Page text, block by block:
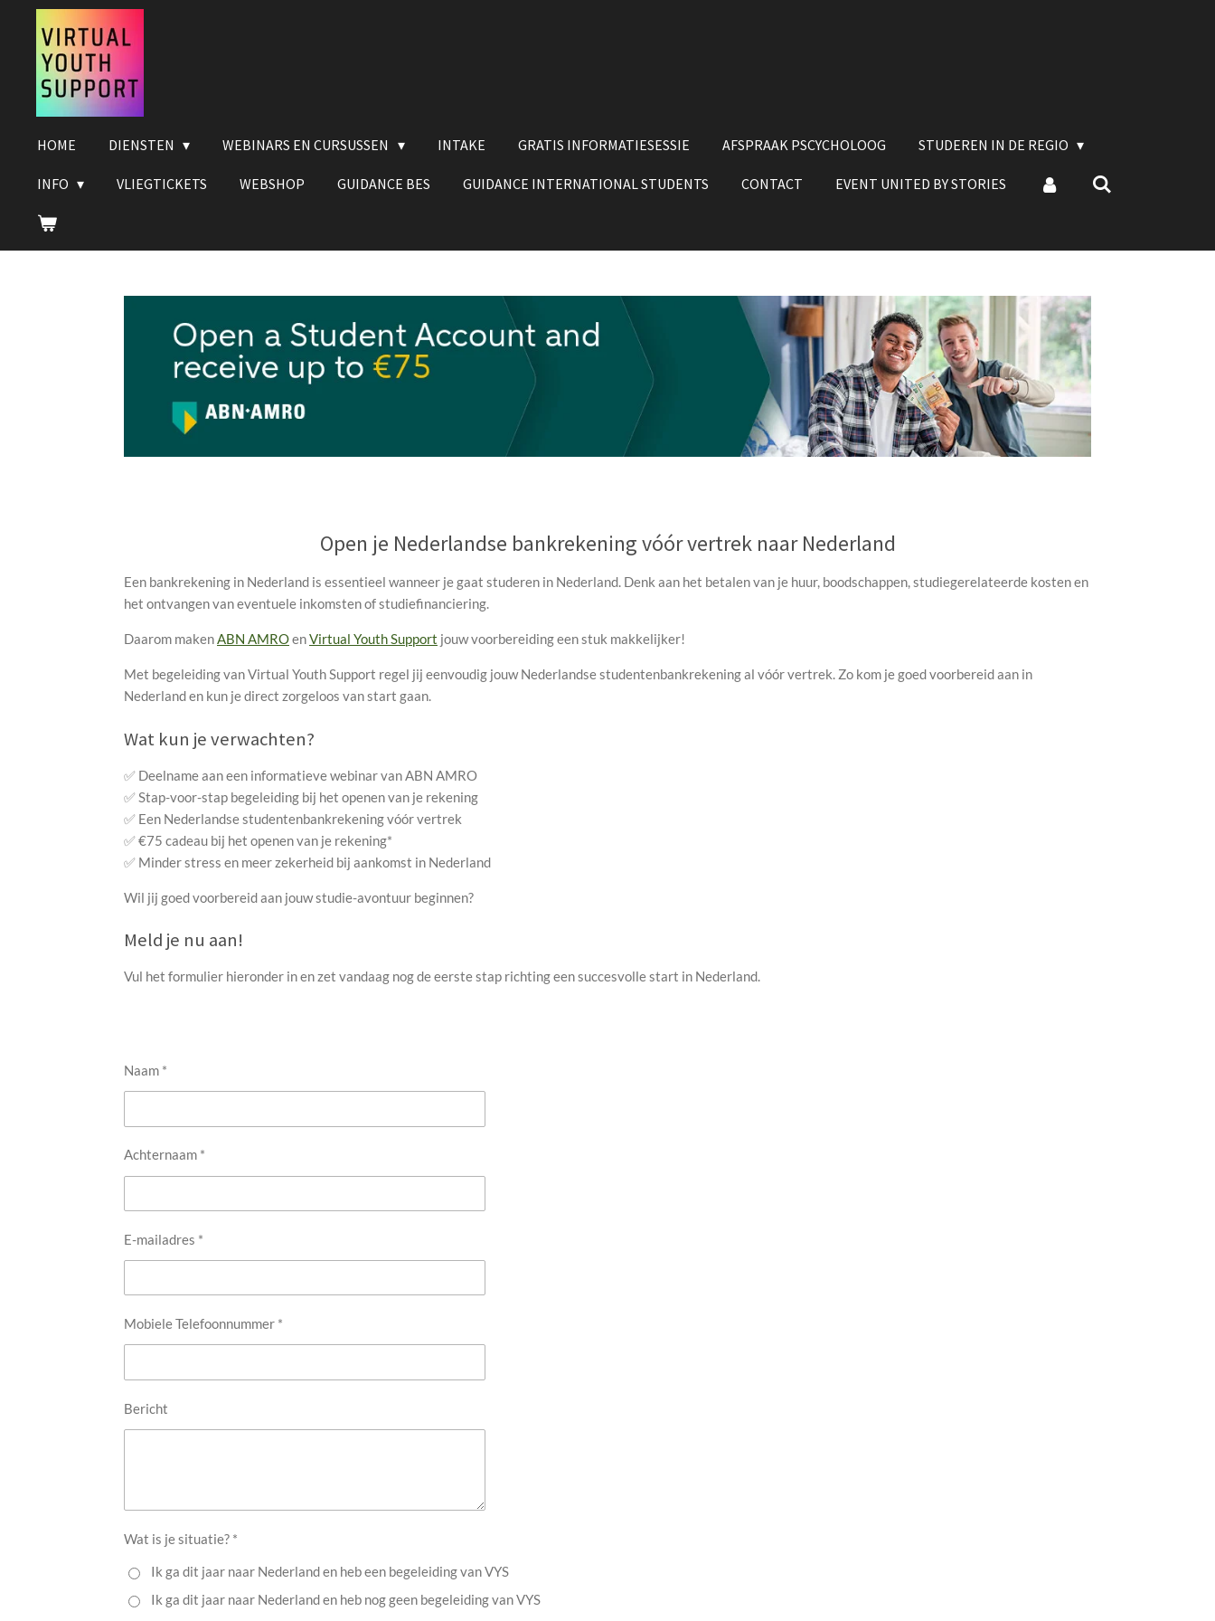
direct
hoofdinhoud
HOME DIENSTEN WEBINARS EN CURSUSSEN INTAKE GRATIS INFORMATIESESSIE AFSPRAAK PSCYCHOLOOG STUDEREN IN DE REGIO
INFO VLIEGTICKETS WEBSHOP GUIDANCE BES GUIDANCE INTERNATIONAL STUDENTS CONTACT EVENT UNITED BY STORIES
Open je Nederlandse bankrekening vóór vertrek naar Nederland
Een bankrekening in Nederland is essentieel wanneer je gaat studeren in Nederland. Denk aan het betalen van je huur, boodschappen, studiegerelateerde kosten en
het ontvangen van eventuele inkomsten of studiefinanciering.
Daarom makenABN AMROenVirtual Youth Support jouw voorbereiding een stuk makkelijker!
Met begeleiding van Virtual Youth Support regel jij eenvoudig jouw Nederlandse studentenbankrekening al vóór vertrek. Zo kom je goed voorbereid aan in
Nederland en kun je direct zorgeloos van start gaan.
Wat kun je verwachten?
✅ Deelname aan een informatieve webinar van ABN AMRO
✅ Stap-voor-stap begeleiding bij het openen van je rekening
✅ Een Nederlandse studentenbankrekening vóór vertrek
✅ €75 cadeau bij het openen van je rekening*
✅ Minder stress en meer zekerheid bij aankomst in Nederland
Wil jij goed voorbereid aan jouw studie-avontuur beginnen?
Meld je nu aan!
Vul het formulier hieronder in en zet vandaag nog de eerste stap richting een succesvolle start in Nederland.
Naam *
Achternaam *
E-mailadres *
Mobiele Telefoonnummer *
Bericht
Wat is je situatie? *
Ik ga dit jaar naar Nederland en heb een begeleiding van VYS
Ik ga dit jaar naar Nederland en heb nog geen begeleiding van VYS